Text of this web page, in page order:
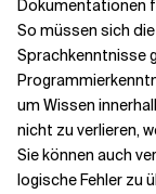
Dokumentationen
So müssen sich
Sprachkenntnisse
um Wissen
nicht zu verlieren,
Sie können auch
logische Fehler zu